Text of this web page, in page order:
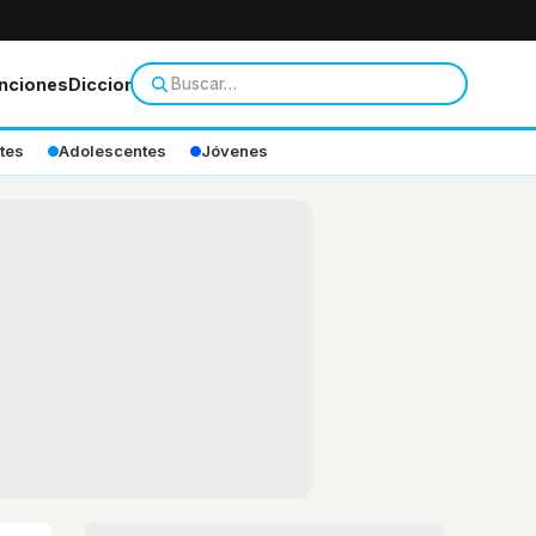
Diccionario
Adolescentes Jóvenes